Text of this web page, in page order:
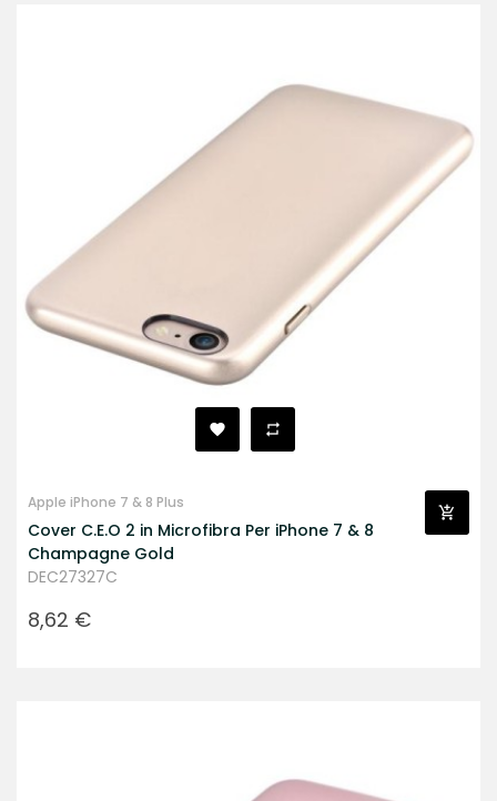
Apple iPhone 7 & 8 Plus
Cover C.E.O 2 in Microfibra Per iPhone 7 & 8
Champagne Gold
DEC27327C
Prezzo
8,62 €